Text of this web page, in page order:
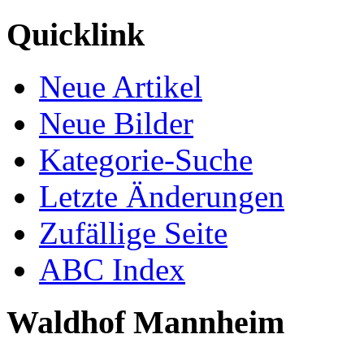
Quicklink
Neue Artikel
Neue Bilder
Kategorie-Suche
Letzte Änderungen
Zufällige Seite
ABC Index
Waldhof Mannheim